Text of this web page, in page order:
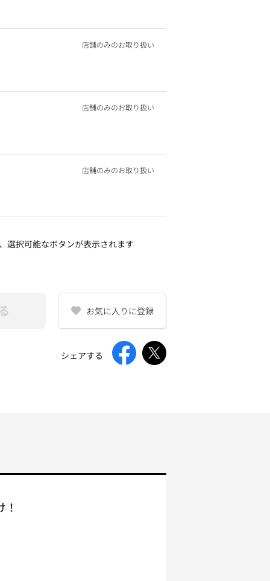
店舗のみのお取り扱い
店舗のみのお取り扱い
店舗のみのお取り扱い
選択可能なボタンが表示されます
お気に入りに登録
シェアする